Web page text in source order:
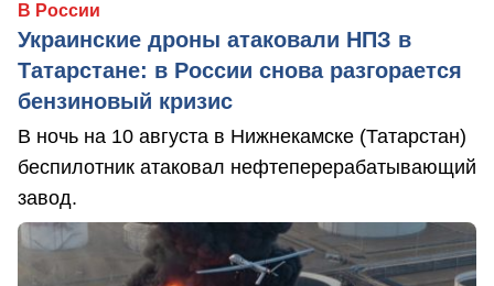
В России
Украинские дроны атаковали НПЗ в
Татарстане: в России снова разгорается
бензиновый кризис
В ночь на 10 августа в Нижнекамске (Татарстан)
беспилотник атаковал нефтеперерабатывающий
завод.